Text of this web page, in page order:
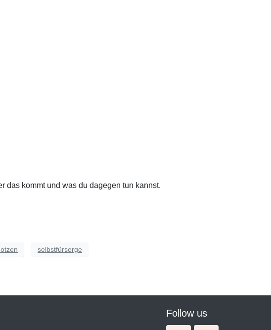
das kommt und was du dagegen tun kannst.
selbstfürsorge
Follow us